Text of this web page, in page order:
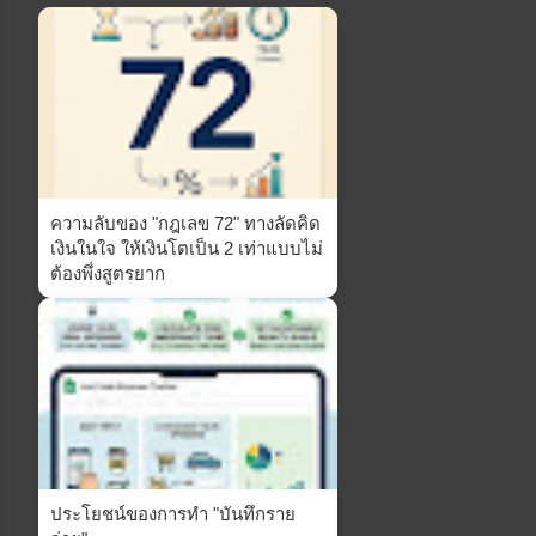
ความลับของ "กฎเลข 72" ทางลัดคิด
เงินในใจ ให้เงินโตเป็น 2 เท่าแบบไม่
ต้องพึ่งสูตรยาก
ประโยชน์ของการทำ "บันทึกราย